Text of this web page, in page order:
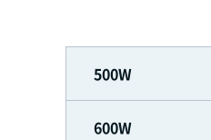
500W
600W